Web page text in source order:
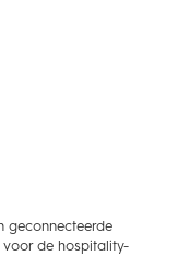
geconnecteerde
voor de hospitality-